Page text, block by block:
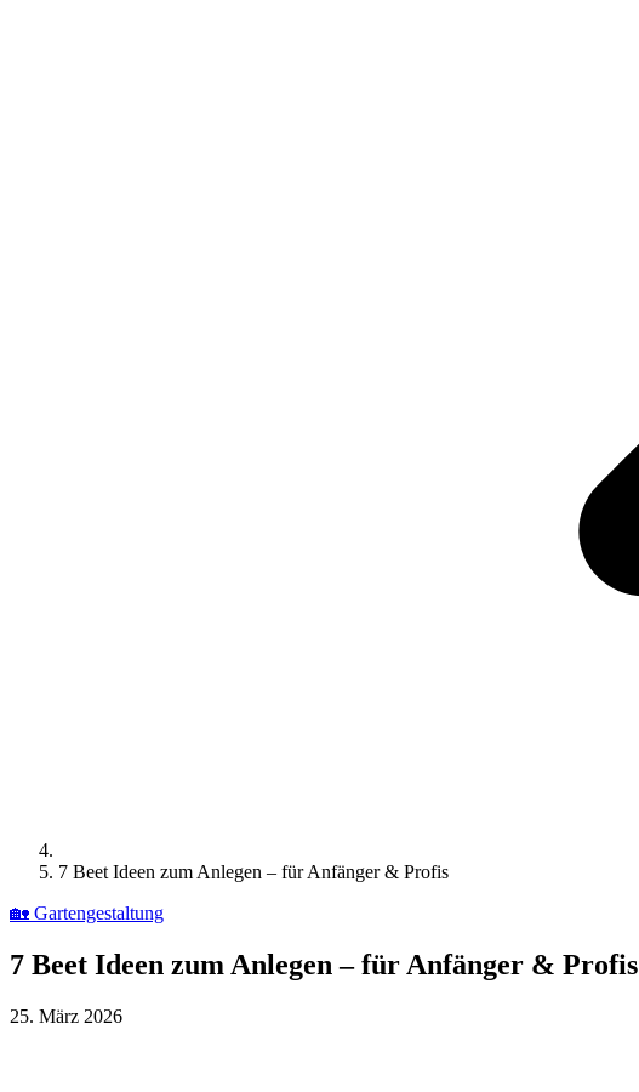
7 Beet Ideen zum Anlegen – für Anfänger & Profis
🏡 Gartengestaltung
7 Beet Ideen zum Anlegen – für Anfänger & Profis
25. März 2026